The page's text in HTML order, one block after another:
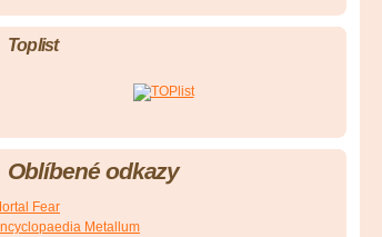
Toplist
Oblíbené odkazy
Fear
Metallum